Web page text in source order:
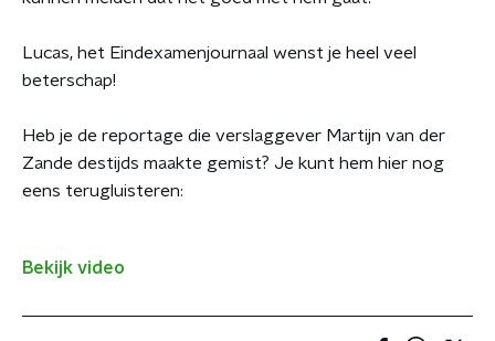
Lucas, het Eindexamenjournaal wenst je heel veel
beterschap!
Heb je de reportage die verslaggever Martijn van der
Zande destijds maakte gemist? Je kunt hem hier nog
eens terugluisteren:
Bekijk video